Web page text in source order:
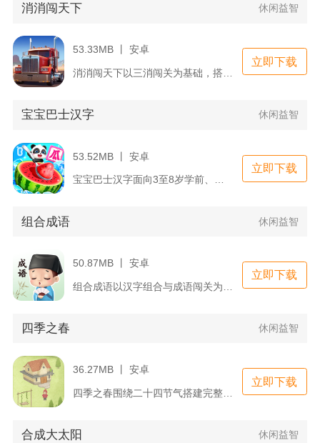
消消闯天下 休闲益智
53.33MB 丨 安卓
立即下载
宝宝巴士汉字 休闲益智
53.52MB 丨 安卓
宝宝巴士汉字面向3至8岁学前、低龄儿童打造识字启蒙类手机互动...
立即下载
组合成语 休闲益智
50.87MB 丨 安卓
立即下载
四季之春 休闲益智
36.27MB 丨 安卓
立即下载
合成大太阳 休闲益智